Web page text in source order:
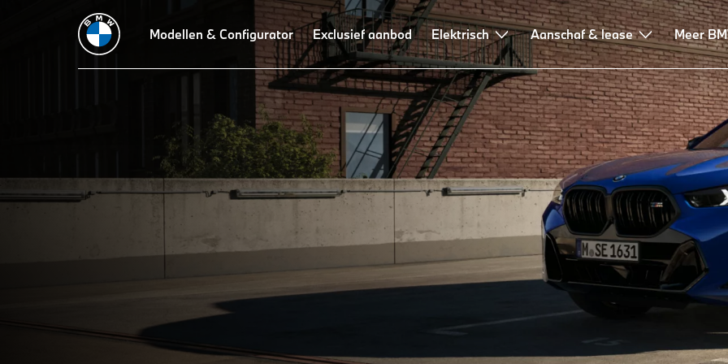
Modellen & Configurator Exclusief aanbod Elektrisch Aanschaf & lease Meer
De BMW X6: Technische